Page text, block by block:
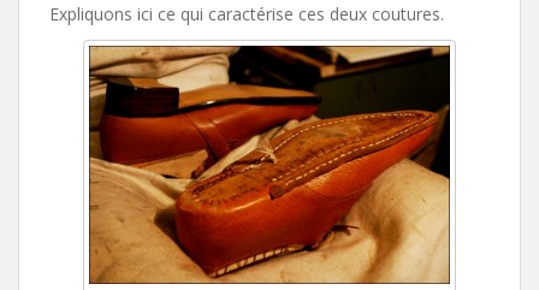
Expliquons ici ce qui caractérise ces deux coutures.